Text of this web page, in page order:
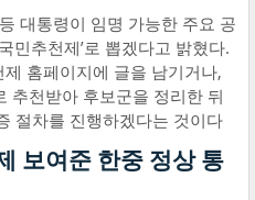
대통령이 임명 가능한 주요 공
민추천제’로 뽑겠다고 밝혔다.
홈페이지에 글을 남기거나,
추천받아 후보군을 정리한 뒤
절차를 진행하겠다는 것이다
보여준 한중 정상 통